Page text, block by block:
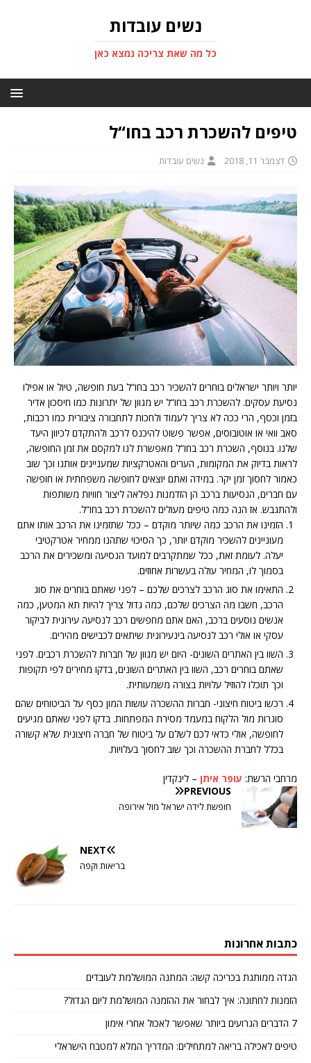
נשים עובדות
כל מה שאת צריכה נמצא כאן
טיפים להשכרת רכב בחו“ל
דצמבר 11, 2018 נשים עובדות
יותר ויותר ישראלים בוחרים להשכיר רכב בחו“ל בעת חופשה, טיול או אפילו
נסיעת עסקים. להשכרת רכב בחו“ל יש מגוון של יתרונות כמו חיסכון אדיר
בזמן וכסף, הרי ככה לא צריך לעמוד ולחכות לתחבורה ציבורית כמו רכבות,
סאב וואי או אוטובוסים, אפשר פשוט להיכנס לרכב ולהתקדם לכיוון היעד
שלנו. בנוסף, השכרת רכב בחו“ל מאפשרת לנו למקסם את זמן החופשה,
לראות בדיוק את המקומות, הערים והאטרקציות שמעניינים אותנו וכך שוב
כאמור לחסוך זמן יקר. במידה ואתם יוצאים לחופשה משפחתית או חופשה
עם חברים, הנסיעות ברכב הן הזדמנות נפלאה ליצור חוויות משותפות
ולהתגבש. אז הנה כמה טיפים מעולים להשכרת רכב בחו“ל.
הזמינו את הרכב כמה שיותר מוקדם – ככל שתזמינו את הרכב אותו אתם
מעוניינים להשכיר מוקדם יותר, כך הסיכוי שתהנו ממחיר אטרקטיבי
יעלה. לעומת זאת, ככל שמתקרבים למועד הנסיעה ומשכירים את הרכב
בסמוך לו, המחיר עולה בעשרות אחוזים.
התאימו את סוג הרכב לצרכים שלכם – לפני שאתם בוחרים את סוג
הרכב, חשבו מה הצרכים שלכם, כמה גדול צריך להיות תא המטען, כמה
אנשים נוסעים ברכב, האם אתם מחפשים רכב לנסיעה עירונית לביקור
עסקי או אולי רכב לנסיעה בינעירונית שיתאים לכבישים מהירים.
השוו בין האתרים השונים- היום יש מגוון של חברות להשכרת רכבים. לפני
שאתם בוחרים רכב, השוו בין האתרים השונים, בדקו מחירים לפי תקופות
וכך תוכלו להוזיל עלויות בצורה משמעותית.
רכשו ביטוח חיצוני- חברות ההשכרה עושות המון כסף על הביטוחים שהם
סוגרות מול הלקוח במעמד מסירת המפתחות. בדקו לפני שאתם מגיעים
לחופשה, אולי כדאי לכם לשלם על ביטוח של חברה חיצונית שלא קשורה
בכלל לחברת ההשכרה וכך שוב לחסוך בעלויות.
מרחבי הרשת: עופר איתן – לינקדין
PREVIOUS
חופשת לידה ישראל מול אירופה
NEXT
בריאות וקפה
כתבות אחרונות
הגדה ממותגת בכריכה קשה: המתנה המושלמת לעובדים
הזמנות לחתונה: איך לבחור את ההזמנה המושלמת ליום הגדול?
7 הדברים הגרועים ביותר שאפשר לאכול אחרי אימון
טיפים לאכילה בריאה למתחילים: המדריך המלא למטבח הישראלי